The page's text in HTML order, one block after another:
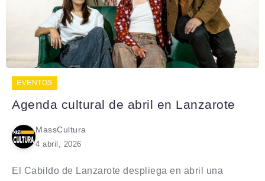
EVENTOS
Agenda cultural de abril en Lanzarote
MassCultura
4 abril, 2026
El Cabildo de Lanzarote despliega en abril una